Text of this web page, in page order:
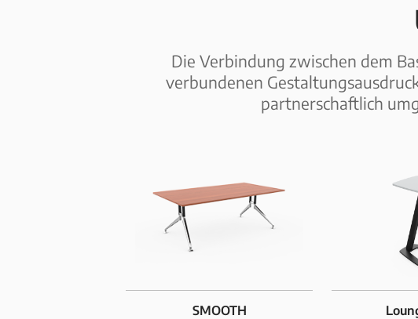
Die Verbindung zwischen dem
verbundenen
partnerschaftlich
SMOOTH